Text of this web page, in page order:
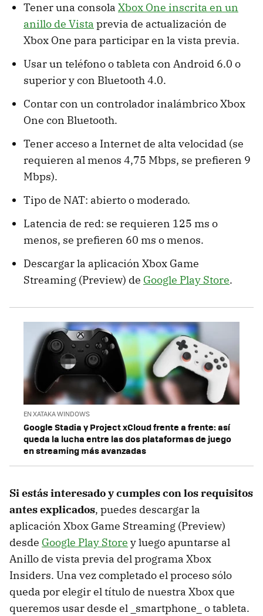
Tener una consola Xbox One inscrita en un
anillo de Vista previa de actualización de
Xbox One para participar en la vista previa.
Usar un teléfono o tableta con Android 6.0 o
superior y con Bluetooth 4.0.
Contar con un controlador inalámbrico Xbox
One con Bluetooth.
Tener acceso a Internet de alta velocidad (se
requieren al menos 4,75 Mbps, se prefieren 9
Mbps).
Tipo de NAT: abierto o moderado.
Latencia de red: se requieren 125 ms o
menos, se prefieren 60 ms o menos.
Descargar la aplicación Xbox Game
Streaming (Preview) de Google Play Store.
EN XATAKA WINDOWS
Google Stadia y Project xCloud frente a frente: así
queda la lucha entre las dos plataformas de juego
en streaming más avanzadas
Si estás interesado y cumples con los requisitos
antes explicados, puedes descargar la
aplicación Xbox Game Streaming (Preview)
desde Google Play Store y luego apuntarse al
Anillo de vista previa del programa Xbox
Insiders. Una vez completado el proceso sólo
queda por elegir el título de nuestra Xbox que
queremos usar desde el _smartphone_ o tableta.